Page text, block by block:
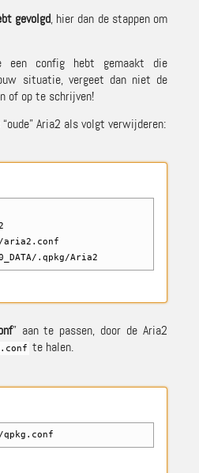
gevolgd, hier dan de stappen om
config hebt gemaakt die
situatie, vergeet dan niet de
of op te schrijven!
Aria2 als volgt verwijderen:
/aria2.conf
/ .qpkg/Aria2
” aan te passen, door de Aria2
te halen.
/qpkg.conf